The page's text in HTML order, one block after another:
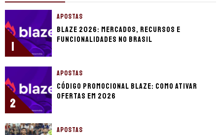
1
APOSTAS
Blaze 2026: mercados, recursos e
funcionalidades no Brasil
2
APOSTAS
Código promocional Blaze: como ativar
ofertas em 2026
APOSTAS